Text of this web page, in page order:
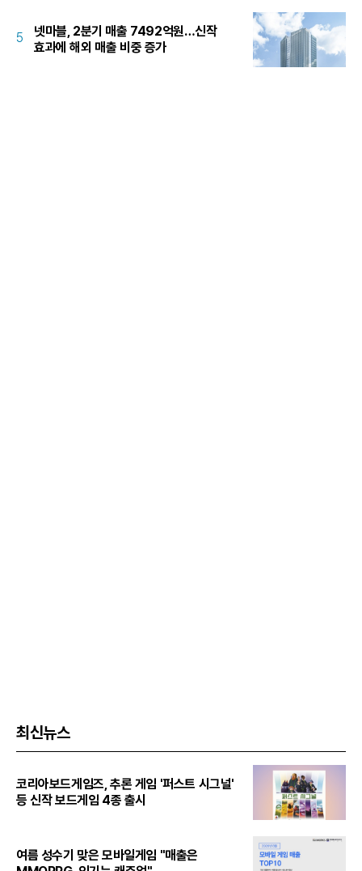
5
넷마블, 2분기 매출 7492억원…신작
효과에 해외 매출 비중 증가
최신뉴스
코리아보드게임즈, 추론 게임 '퍼스트 시그널'
등 신작 보드게임 4종 출시
여름 성수기 맞은 모바일게임 "매출은